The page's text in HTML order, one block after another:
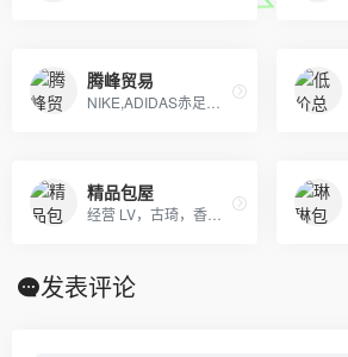
腾峰贸易
精品包屋
发表评论